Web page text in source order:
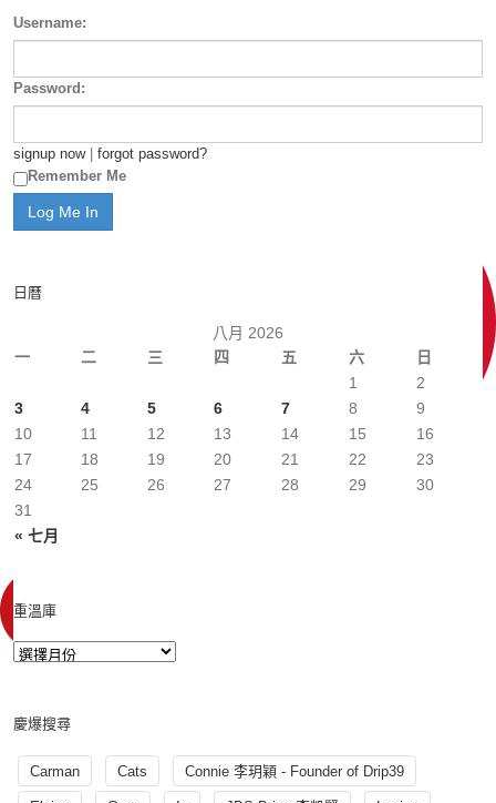
Username:
Password:
signup now| forgot password?
Remember Me
日曆
八月 2026
一
二 三 四 五 六 日
« 七月
1
2
3
4 5 6 7 8
9
10
11 12 13 14 15
16
17
18 19 20 21 22
23
24
25 26 27 28 29
30
31
重溫庫
慶爆搜尋
Carman Cats Connie 李玥穎 - Founder of Drip39